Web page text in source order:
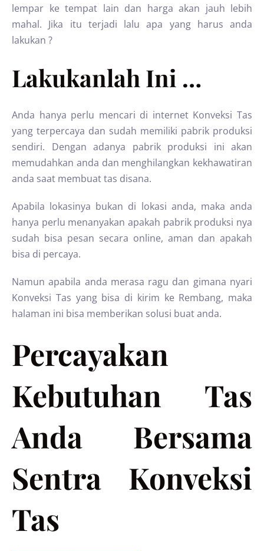
lempar ke tempat lain dan harga akan jauh lebih
mahal. Jika itu terjadi lalu apa yang harus anda
lakukan ?
Lakukanlah Ini …
Anda hanya perlu mencari di internet Konveksi Tas
yang terpercaya dan sudah memiliki pabrik produksi
sendiri. Dengan adanya pabrik produksi ini akan
memudahkan anda dan menghilangkan kekhawatiran
anda saat membuat tas disana.
Apabila lokasinya bukan di lokasi anda, maka anda
hanya perlu menanyakan apakah pabrik produksi nya
sudah bisa pesan secara online, aman dan apakah
bisa di percaya.
Namun apabila anda merasa ragu dan gimana nyari
Konveksi Tas yang bisa di kirim ke Rembang, maka
halaman ini bisa memberikan solusi buat anda.
Percayakan
Kebutuhan Tas
Anda Bersama
Sentra Konveksi
Tas